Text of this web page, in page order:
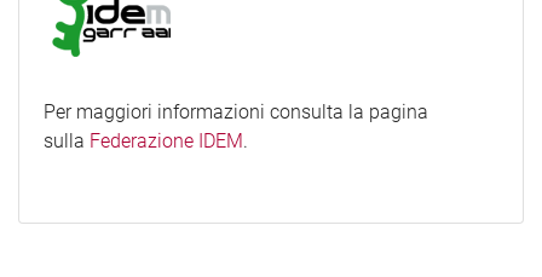
Per maggiori informazioni consulta la pagina
sulla Federazione IDEM.